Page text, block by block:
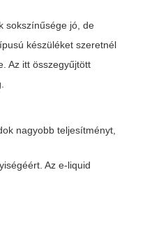
sokszínűsége jó, de
készüléket szeretnél
Az itt összegyűjtött
nagyobb teljesítményt,
Az e-liquid